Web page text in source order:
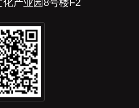
产业园8号楼F2